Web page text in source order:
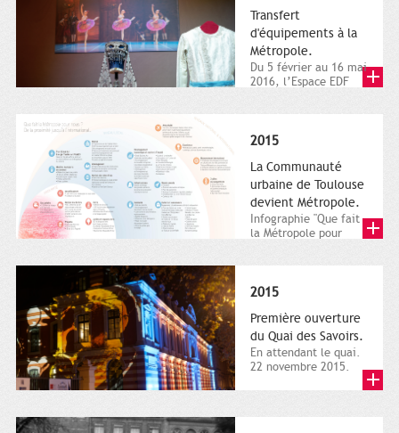
Transfert
d'équipements à la
Métropole.
Du 5 février au 16 mai
2016, l’Espace EDF
2015
La Communauté
urbaine de Toulouse
devient Métropole.
Infographie "Que fait
la Métropole pour
2015
Première ouverture
du Quai des Savoirs.
En attendant le quai.
22 novembre 2015.